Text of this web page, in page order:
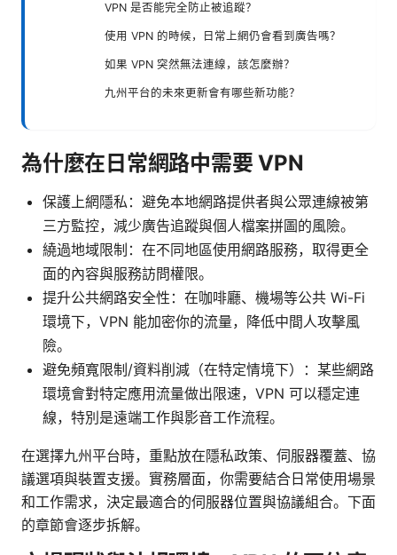
VPN 是否能完全防止被追蹤？
使用 VPN 的時候，日常上網仍會看到廣告嗎？
如果 VPN 突然無法連線，該怎麼辦？
九州平台的未來更新會有哪些新功能？
為什麼在日常網路中需要 VPN
保護上網隱私：避免本地網路提供者與公眾連線被第
三方監控，減少廣告追蹤與個人檔案拼圖的風險。
繞過地域限制：在不同地區使用網路服務，取得更全
面的內容與服務訪問權限。
提升公共網路安全性：在咖啡廳、機場等公共 Wi-Fi
環境下，VPN 能加密你的流量，降低中間人攻擊風
險。
避免頻寬限制/資料削減（在特定情境下）：某些網路
環境會對特定應用流量做出限速，VPN 可以穩定連
線，特別是遠端工作與影音工作流程。
在選擇九州平台時，重點放在隱私政策、伺服器覆蓋、協
議選項與裝置支援。實務層面，你需要結合日常使用場景
和工作需求，決定最適合的伺服器位置與協議組合。下面
的章節會逐步拆解。